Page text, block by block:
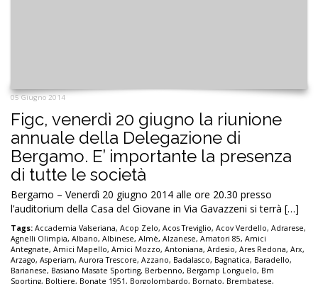
05 Giugno 2014
Figc, venerdì 20 giugno la riunione
annuale della Delegazione di
Bergamo. E’ importante la presenza
di tutte le società
Bergamo – Venerdì 20 giugno 2014 alle ore 20.30 presso
l’auditorium della Casa del Giovane in Via Gavazzeni si terrà […]
Tags: Accademia Valseriana, Acop Zelo, Acos Treviglio, Acov Verdello, Adrarese,
Agnelli Olimpia, Albano, Albinese, Almè, Alzanese, Amatori 85, Amici
Antegnate, Amici Mapello, Amici Mozzo, Antoniana, Ardesio, Ares Redona, Arx,
Arzago, Asperiam, Aurora Trescore, Azzano, Badalasco, Bagnatica, Baradello,
Barianese, Basiano Masate Sporting, Berbenno, Bergamp Longuelo, Bm
Sporting, Boltiere, Bonate 1951, Borgolombardo, Bornato, Brembatese,